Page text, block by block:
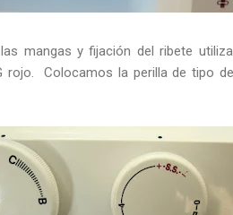
mangas y fijación del ribete
rojo. Colocamos la perilla de tipo